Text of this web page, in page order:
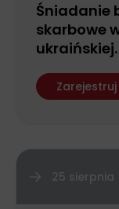
Śniadanie
skarbowe
Zarejestruj
25 sierpnia